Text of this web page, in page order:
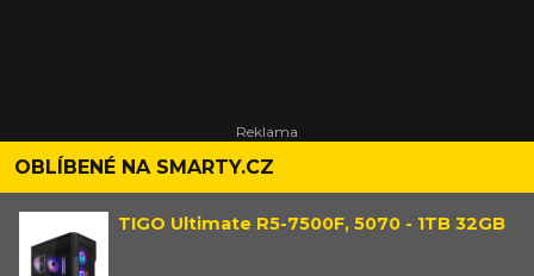
OBLÍBENÉ NA SMARTY.CZ
TIGO Ultimate R5-7500F, 5070 - 1TB 32GB